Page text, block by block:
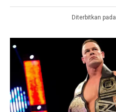
Diterbitkan pada